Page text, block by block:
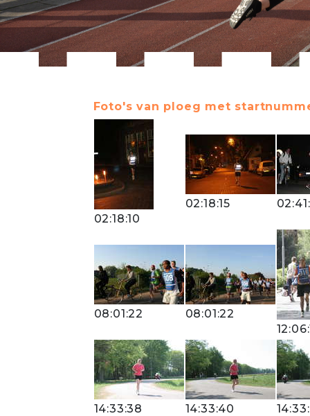
Foto's van ploeg met
02:18:10
02:18:15
08:01:22
08:01:22
14:33:38 14:33:40